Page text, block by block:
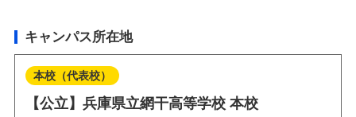
キャンパス所在地
本校（代表校）
【公立】兵庫県立網干高等学校 本校